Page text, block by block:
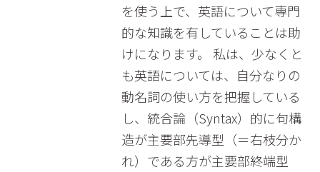
を使う上で、英語について専門
的な知識を有していることは助
けになります。 私は、少なくと
も英語については、自分なりの
動名詞の使い方を把握している
し、統合論（Syntax）的に句構
造が主要部先導型（＝右枝分か
れ）である方が主要部終端型